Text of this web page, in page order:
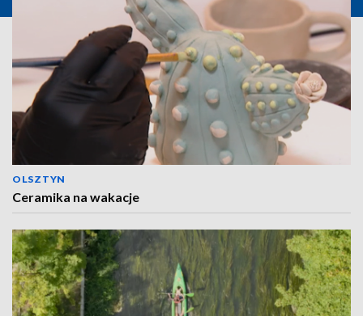
OLSZTYN
Ceramika na wakacje